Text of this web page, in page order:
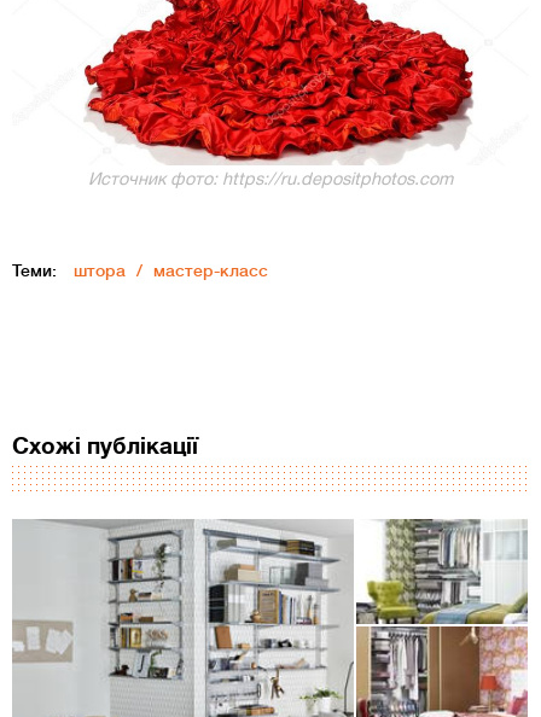
Источник фото: https://ru.depositphotos.com
Теми: штора мастер-класс
Схожі публікації